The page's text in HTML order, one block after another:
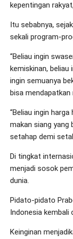
kepentingan
Itu sebabnya,
sekali program-
“Beliau ingin
kemiskinan, beliau
ingin semuanya
bisa mendapatkan
“Beliau ingin
makan siang yang
setahap demi
Di tingkat
menjadi sosok
dunia.
Pidato-pidato
Indonesia kembali
Keinginan